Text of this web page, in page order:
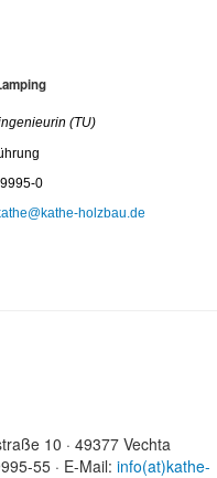
(TU)
0
holzbau.de
10 · 49377 Vechta
55 · E-Mail: info(at)kathe-